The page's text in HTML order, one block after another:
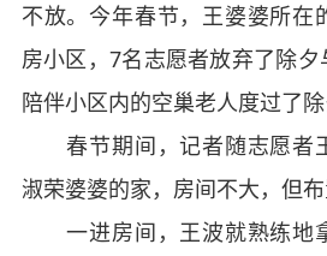
不放。今年春节，王婆婆所在
房小区，7名志愿者放弃了除夕
陪伴小区内的空巢老人度过了除
春节期间，记者随志愿者
淑荣婆婆的家，房间不大，但布
一进房间，王波就熟练地